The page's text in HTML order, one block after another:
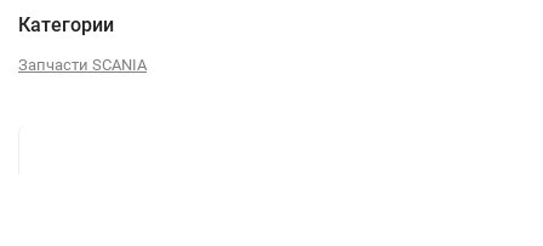
Категории
Запчасти SCANIA